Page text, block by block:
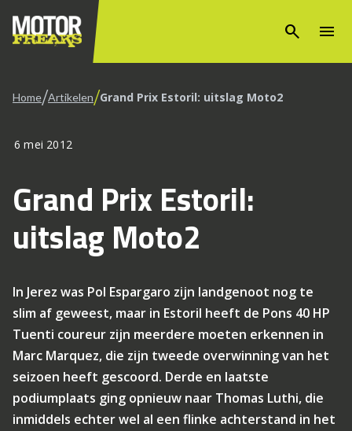
search menu
Home/Artikelen/Grand Prix Estoril: uitslag Moto2
6 mei 2012
Grand Prix Estoril:
uitslag Moto2
In Jerez was Pol Espargaro zijn landgenoot nog te
slim af geweest, maar in Estoril heeft de Pons 40 HP
Tuenti coureur zijn meerdere moeten erkennen in
Marc Marquez, die zijn tweede overwinning van het
seizoen heeft gescoord. Derde en laatste
podiumplaats ging opnieuw naar Thomas Luthi, die
inmiddels echter wel al een flinke achterstand in het